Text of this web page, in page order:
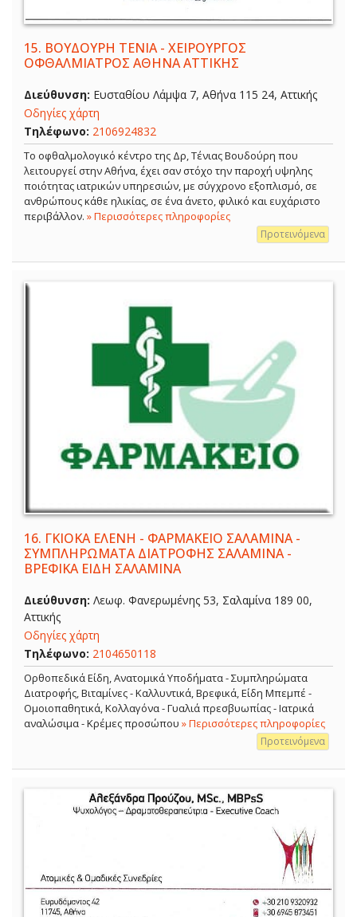
15. ΒΟΥΔΟΥΡΗ ΤΕΝΙΑ - ΧΕΙΡΟΥΡΓΟΣ
ΟΦΘΑΛΜΙΑΤΡΟΣ ΑΘΗΝΑ ΑΤΤΙΚΗΣ
Διεύθυνση: Ευσταθίου Λάμψα 7, Αθήνα 115 24, Αττικής
Οδηγίες χάρτη
Τηλέφωνο: 2106924832
Το οφθαλμολογικό κέντρο της Δρ, Τένιας Βουδούρη που
λειτουργεί στην Αθήνα, έχει σαν στόχο την παροχή υψηλης
ποιότητας ιατρικών υπηρεσιών, με σύγχρονο εξοπλισμό, σε
ανθρώπους κάθε ηλικίας, σε ένα άνετο, φιλικό και ευχάριστο
περιβάλλον. » Περισσότερες πληροφορίες
Προτεινόμενα
16. ΓΚΙΟΚΑ ΕΛΕΝΗ - ΦΑΡΜΑΚΕΙΟ ΣΑΛΑΜΙΝΑ -
ΣΥΜΠΛΗΡΩΜΑΤΑ ΔΙΑΤΡΟΦΗΣ ΣΑΛΑΜΙΝΑ -
ΒΡΕΦΙΚΑ ΕΙΔΗ ΣΑΛΑΜΙΝΑ
Διεύθυνση: Λεωφ. Φανερωμένης 53, Σαλαμίνα 189 00,
Αττικής
Οδηγίες χάρτη
Τηλέφωνο: 2104650118
Ορθοπεδικά Είδη, Ανατομικά Υποδήματα - Συμπληρώματα
Διατροφής, Βιταμίνες - Καλλυντικά, Βρεφικά, Είδη Μπεμπέ -
Ομοιοπαθητικά, Κολλαγόνα - Γυαλιά πρεσβυωπίας - Ιατρικά
αναλώσιμα - Κρέμες προσώπου » Περισσότερες πληροφορίες
Προτεινόμενα